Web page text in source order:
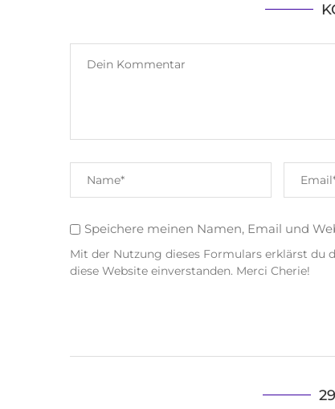
Speichere meinen Namen, Email und
Mit der Nutzung dieses Formulars erklärst du
diese Website einverstanden. Merci Cherie!